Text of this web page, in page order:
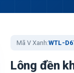
Mã V Xanh:WTL-
Lông đền